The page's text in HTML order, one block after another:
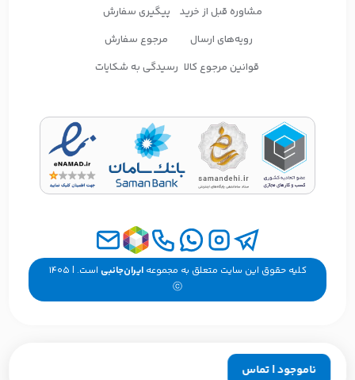
مشاوره قبل از خرید
رویه‌های ارسال
قوانین مرجوع کالا
پیگیری سفارش
مرجوع سفارش
رسیدگی به شکایات
کلیه حقوق این سایت متعلق به مجموعهایران‌جانبی
است. | ۱۴۰۵
ⓒ
ناموجود | تماس